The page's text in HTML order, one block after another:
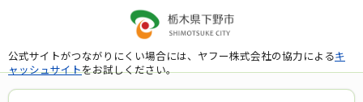
公式サイトがつながりにくい場合には、ヤフー株式会社の協力によるキ
ャッシュサイトをお試しください。